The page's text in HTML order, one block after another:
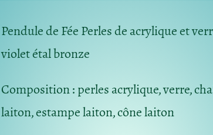
Pendule de Fée Perles de acrylique et
violet étal bronze
Composition: perles acrylique, verre,
laiton, estampe laiton, cône laiton